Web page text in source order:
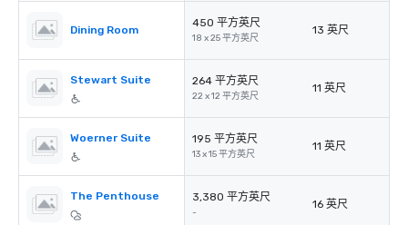
Dining Room
450 平方英尺
18 x 25 平方英尺
13 英尺
Stewart Suite 264 平方英尺
22 x 12 平方英尺
11 英尺
Woerner Suite 195 平方英尺
13 x 15 平方英尺
11 英尺
The Penthouse 3,380 平方英尺
-
16 英尺